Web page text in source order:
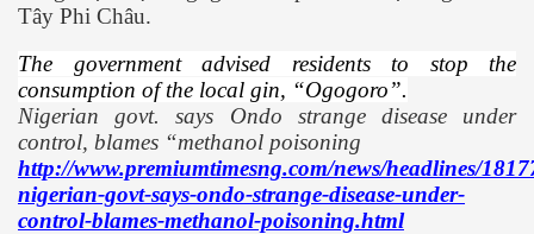
Tây Phi Châu.
The government advised residents to stop the
consumption of the local gin, “Ogogoro”.
Nigerian govt. says Ondo strange disease under
control, blames “methanol poisoning
http://www.premiumtimesng.com/news/headlines/
nigerian-govt-says-ondo-strange-disease-under-
control-blames-methanol-poisoning.html